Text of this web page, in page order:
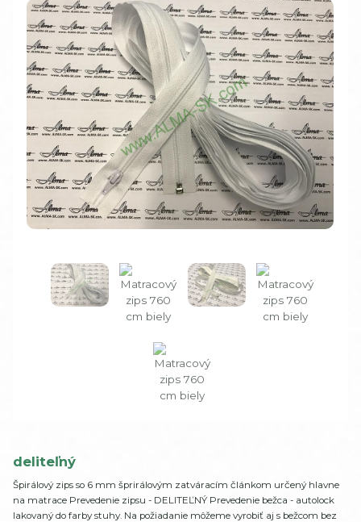
deliteľný
Špirálový zips so 6 mm šprirálovým zatváracím článkom určený hlavne
na matrace Prevedenie zipsu - DELITEĽNÝ Prevedenie bežca - autolock
lakovaný do farby stuhy. Na požiadanie môžeme vyrobiť aj s bežcom bez